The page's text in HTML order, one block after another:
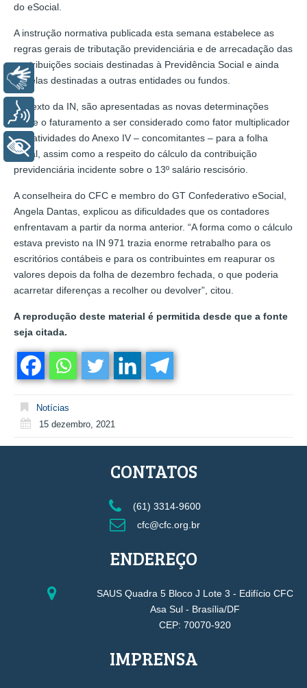
do eSocial.
A instrução normativa publicada esta semana estabelece as
regras gerais de tributação previdenciária e de arrecadação das
contribuições sociais destinadas à Previdência Social e ainda
aquelas destinadas a outras entidades ou fundos.
No texto da IN, são apresentadas as novas determinações
sobre o faturamento a ser considerado como fator multiplicador
das atividades do Anexo IV – concomitantes – para a folha
anual, assim como a respeito do cálculo da contribuição
previdenciária incidente sobre o 13º salário rescisório.
A conselheira do CFC e membro do GT Confederativo eSocial,
Angela Dantas, explicou as dificuldades que os contadores
enfrentavam a partir da norma anterior. “A forma como o cálculo
estava previsto na IN 971 trazia enorme retrabalho para os
escritórios contábeis e para os contribuintes em reapurar os
valores depois da folha de dezembro fechada, o que poderia
acarretar diferenças a recolher ou devolver”, citou.
A reprodução deste material é permitida desde que a fonte
seja citada.
Notícias
15 dezembro, 2021
CONTATOS
(61) 3314-9600
cfc@cfc.org.br
ENDEREÇO
SAUS Quadra 5 Bloco J Lote 3 - Edifício CFC
Asa Sul - Brasília/DF
CEP: 70070-920
IMPRENSA
Libras
Voz